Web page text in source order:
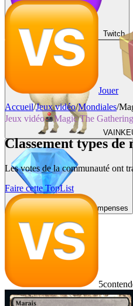
Twitch
Récompenses
Jouer
Accueil/Jeux vidéo/Mondiales/
Jeux vidéo
Magic The Gathering
Classement types de
Les votes de la communauté ont
Faire cette TopList
5